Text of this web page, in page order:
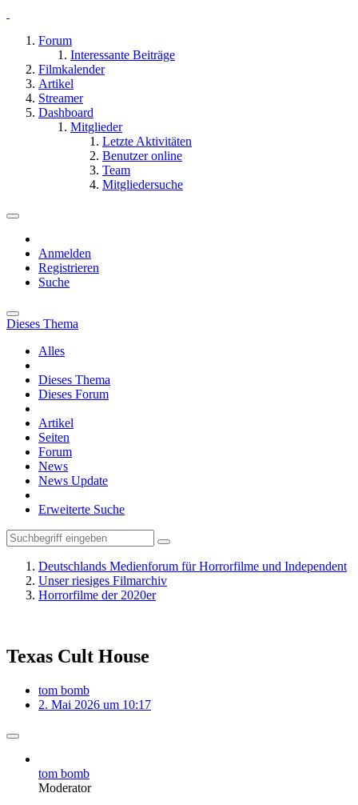
Forum
Interessante Beiträge
Filmkalender
Artikel
Streamer
Dashboard
Mitglieder
Letzte Aktivitäten
Benutzer online
Team
Mitgliedersuche
Anmelden
Registrieren
Suche
Dieses Thema
Alles
Dieses Thema
Dieses Forum
Artikel
Seiten
Forum
News
News Update
Erweiterte Suche
Deutschlands Medienforum für Horrorfilme und Independent
Unser riesiges Filmarchiv
Horrorfilme der 2020er
Texas Cult House
tom bomb
2. Mai 2026 um 10:17
tom bomb
Moderator